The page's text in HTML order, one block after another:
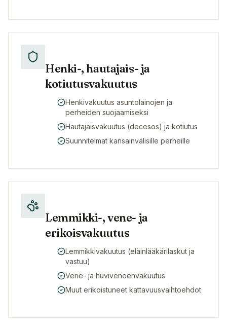
Henki-, hautajais- ja
kotiutusvakuutus
Henkivakuutus asuntolainojen ja
perheiden suojaamiseksi
Hautajaisvakuutus (decesos) ja kotiutus
Suunnitelmat kansainvälisille perheille
Lemmikki-, vene- ja
erikoisvakuutus
Lemmikkivakuutus (eläinlääkärilaskut ja
vastuu)
Vene- ja huviveneenvakuutus
Muut erikoistuneet kattavuusvaihtoehdot